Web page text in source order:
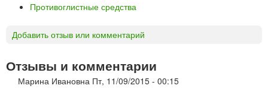
Противоглистные средства
Добавить отзыв или комментарий
Отзывы и комментарии
Марина Ивановна Пт, 11/09/2015 - 00:15